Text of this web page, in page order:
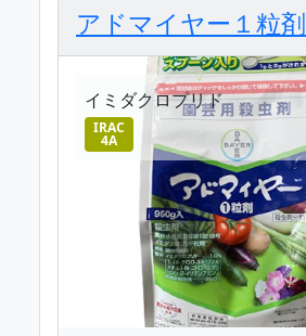
アドマイヤー１粒剤
イミダクロプリド
IRAC
4A